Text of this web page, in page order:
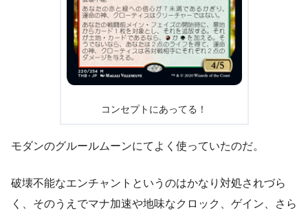
コンセプトにあってる！
モダンのグルールムーンにてよく使っていたのだ。
破壊不能なエンチャントというのはかなり対処されづら
く、そのうえでマナ加速や地味なクロック、ゲイン、さら